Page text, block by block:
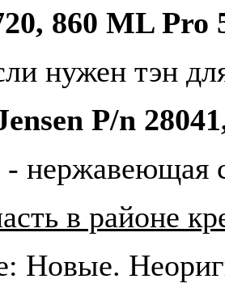
860 ML Pro
нужен тэн
P/n
нержавеющая
в районе
Новые.